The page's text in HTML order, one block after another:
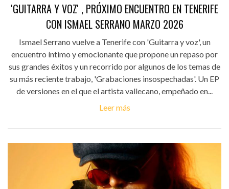
'GUITARRA Y VOZ' , PRÓXIMO ENCUENTRO EN TENERIFE
CON ISMAEL SERRANO MARZO 2026
Ismael Serrano vuelve a Tenerife con 'Guitarra y voz', un
encuentro íntimo y emocionante que propone un repaso por
sus grandes éxitos y un recorrido por algunos de los temas de
su más reciente trabajo, 'Grabaciones insospechadas'. Un EP
de versiones en el que el artista vallecano, empeñado en...
Leer más